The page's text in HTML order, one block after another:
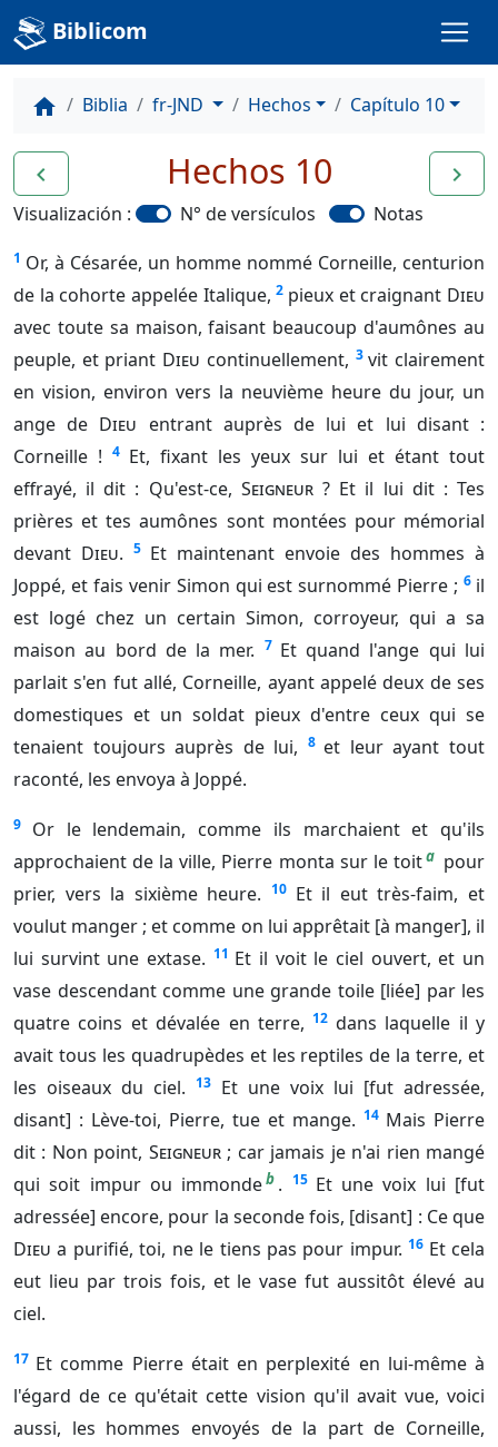
Biblicom
home Biblia fr-JND Hechos Capítulo 10
navigate_before navigate_next
Hechos 10
Visualización : N° de versículos Notas
1 Or, à Césarée, un homme nommé Corneille, centurion
de la cohorte appelée Italique, 2 pieux et craignant Dieu
avec toute sa maison, faisant beaucoup d'aumônes au
peuple, et priant Dieu continuellement, 3 vit clairement
en vision, environ vers la neuvième heure du jour, un
ange de Dieu entrant auprès de lui et lui disant :
Corneille ! 4 Et, fixant les yeux sur lui et étant tout
effrayé, il dit : Qu'est-ce, Seigneur? Et il lui dit : Tes
prières et tes aumônes sont montées pour mémorial
devant Dieu. 5 Et maintenant envoie des hommes à
Joppé, et fais venir Simon qui est surnommé Pierre ; 6 il
est logé chez un certain Simon, corroyeur, qui a sa
maison au bord de la mer. 7 Et quand l'ange qui lui
parlait s'en fut allé, Corneille, ayant appelé deux de ses
domestiques et un soldat pieux d'entre ceux qui se
tenaient toujours auprès de lui, 8 et leur ayant tout
raconté, les envoya à Joppé.
9
Or le lendemain, comme ils marchaient et qu'ils
approchaient de la ville, Pierre monta sur le toita pour
prier, vers la sixième heure. 10 Et il eut très-faim, et
voulut manger ; et comme on lui apprêtait [à manger], il
lui survint une extase. 11 Et il voit le ciel ouvert, et un
vase descendant comme une grande toile [liée] par les
quatre coins et dévalée en terre, 12 dans laquelle il y
avait tous les quadrupèdes et les reptiles de la terre, et
les oiseaux du ciel.
13 Et une voix lui [fut adressée,
disant] : Lève-toi, Pierre, tue et mange. 14 Mais Pierre
dit : Non point, Seigneur; car jamais je n'ai rien mangé
qui soit impur ou immondeb . 15 Et une voix lui [fut
adressée] encore, pour la seconde fois, [disant] : Ce que
Dieu a purifié, toi, ne le tiens pas pour impur. 16 Et cela
eut lieu par trois fois, et le vase fut aussitôt élevé au
ciel.
17 Et comme Pierre était en perplexité en lui-même à
l'égard de ce qu'était cette vision qu'il avait vue, voici
aussi, les hommes envoyés de la part de Corneille,